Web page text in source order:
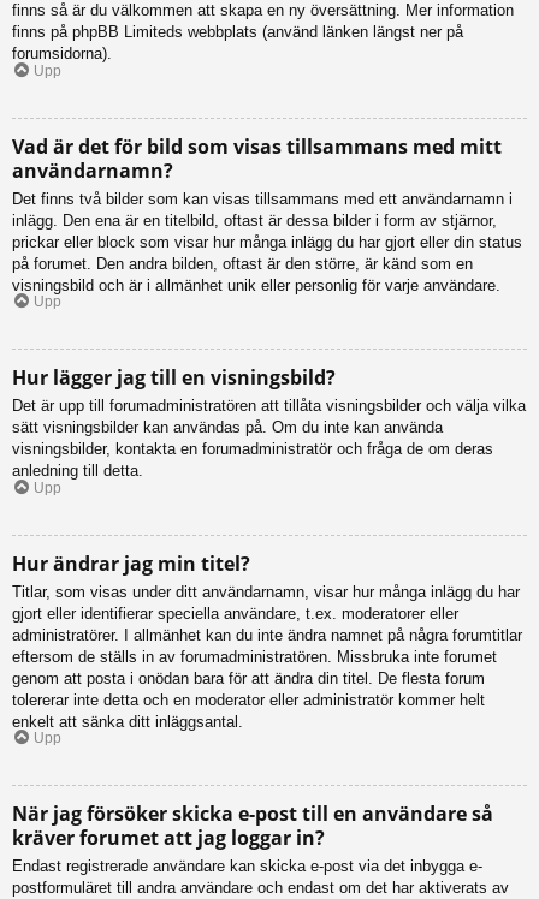
finns så är du välkommen att skapa en ny översättning. Mer information
finns på phpBB Limiteds webbplats (använd länken längst ner på
forumsidorna).
Upp
Vad är det för bild som visas tillsammans med mitt
användarnamn?
Det finns två bilder som kan visas tillsammans med ett användarnamn i
inlägg. Den ena är en titelbild, oftast är dessa bilder i form av stjärnor,
prickar eller block som visar hur många inlägg du har gjort eller din status
på forumet. Den andra bilden, oftast är den större, är känd som en
visningsbild och är i allmänhet unik eller personlig för varje användare.
Upp
Hur lägger jag till en visningsbild?
Det är upp till forumadministratören att tillåta visningsbilder och välja vilka
sätt visningsbilder kan användas på. Om du inte kan använda
visningsbilder, kontakta en forumadministratör och fråga de om deras
anledning till detta.
Upp
Hur ändrar jag min titel?
Titlar, som visas under ditt användarnamn, visar hur många inlägg du har
gjort eller identifierar speciella användare, t.ex. moderatorer eller
administratörer. I allmänhet kan du inte ändra namnet på några forumtitlar
eftersom de ställs in av forumadministratören. Missbruka inte forumet
genom att posta i onödan bara för att ändra din titel. De flesta forum
tolererar inte detta och en moderator eller administratör kommer helt
enkelt att sänka ditt inläggsantal.
Upp
När jag försöker skicka e-post till en användare så
kräver forumet att jag loggar in?
Endast registrerade användare kan skicka e-post via det inbygga e-
postformuläret till andra användare och endast om det har aktiverats av